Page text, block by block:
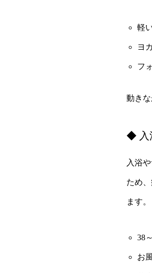
軽
ヨ
フ
動き
◆ 入
入浴
ため
ます。
38
お